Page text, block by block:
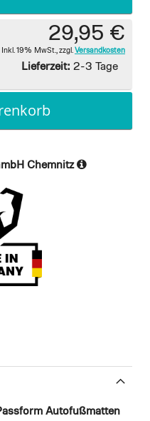
29,95 €
Inkl. 19% MwSt. zzgl. Versandkosten
Lieferzeit: 2-3 Tage
Chemnitz
Autofußmatten